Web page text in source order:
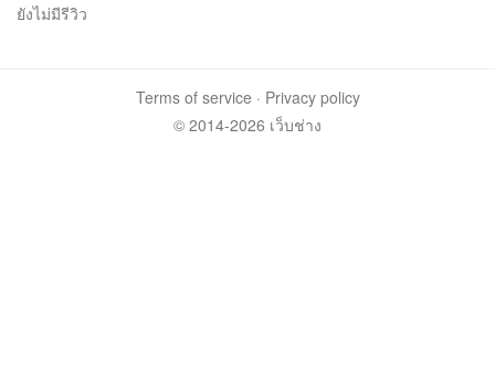
ยังไม่มีรีวิว
Terms of service · Privacy policy
© 2014-2026 เว็บช่าง